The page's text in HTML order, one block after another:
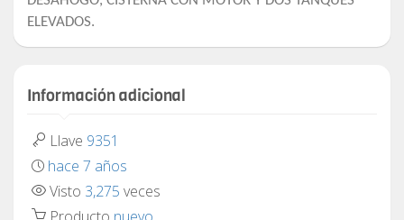
ELEVADOS.
Información adicional
Llave 9351
hace 7 años
Visto 3,275 veces